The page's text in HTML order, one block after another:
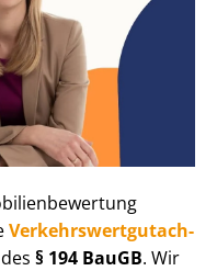
Ver­kehrs­wert­gut­ach­
§ 194 BauGB. Wir